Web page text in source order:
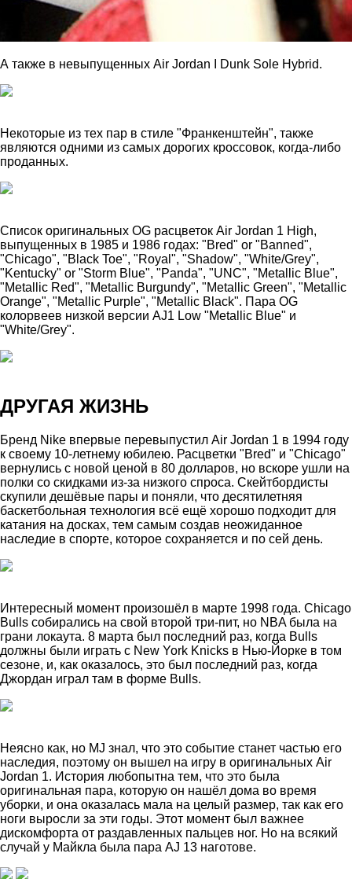
А также в невыпущенных Air Jordan I Dunk Sole Hybrid.
Некоторые из тех пар в стиле "Франкенштейн", также
являются одними из самых дорогих кроссовок, когда-либо
проданных.
Список оригинальных OG расцветок Air Jordan 1 High,
выпущенных в 1985 и 1986 годах: "Bred" or "Banned",
"Chicago", "Black Toe", "Royal", "Shadow", "White/Grey",
"Kentucky" or "Storm Blue", "Panda", "UNC", "Metallic Blue",
"Metallic Red", "Metallic Burgundy", "Metallic Green", "Metallic
Orange", "Metallic Purple", "Metallic Black". Пара OG
колорвеев низкой версии AJ1 Low "Metallic Blue" и
"White/Grey".
ДРУГАЯ ЖИЗНЬ
Бренд Nike впервые перевыпустил Air Jordan 1 в 1994 году
к своему 10-летнему юбилею. Расцветки "Bred" и "Chicago"
вернулись с новой ценой в 80 долларов, но вскоре ушли на
полки со скидками из-за низкого спроса. Скейтбордисты
скупили дешёвые пары и поняли, что десятилетняя
баскетбольная технология всё ещё хорошо подходит для
катания на досках, тем самым создав неожиданное
наследие в спорте, которое сохраняется и по сей день.
Интересный момент произошёл в марте 1998 года. Chicago
Bulls собирались на свой второй три-пит, но NBA была на
грани локаута. 8 марта был последний раз, когда Bulls
должны были играть с New York Knicks в Нью-Йорке в том
сезоне, и, как оказалось, это был последний раз, когда
Джордан играл там в форме Bulls.
Неясно как, но MJ знал, что это событие станет частью его
наследия, поэтому он вышел на игру в оригинальных Air
Jordan 1. История любопытна тем, что это была
оригинальная пара, которую он нашёл дома во время
уборки, и она оказалась мала на целый размер, так как его
ноги выросли за эти годы. Этот момент был важнее
дискомфорта от раздавленных пальцев ног. Но на всякий
случай у Майкла была пара AJ 13 наготове.